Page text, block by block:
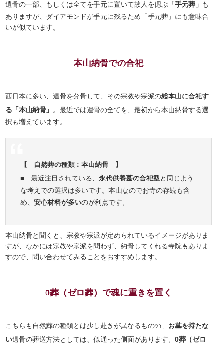
遺骨の一部、もしくは全てを手元に置いて故人を偲ぶ 「手元葬」 も
ありますが、ダイアモンドが手元に残るため「手元葬」にも意味合
いが似ています。
本山納骨での合祀
西日本に多い、遺骨を分骨して、その宗教や宗派の総本山に合祀す
る「本山納骨」 。最近では遺骨の全てを、最初から本山納骨する選
択も増えています。
【 自然葬の種類：本山納骨 】
■ 最近注目されている、永代供養墓の合祀型と同じよう
な考えでの選択は多いです。本山なのでお寺の存続も含
め、安心材料が多いのが利点です。
本山納骨と聞くと、宗教や宗派が定められているイメージがありま
すが、なかには宗教や宗派を問わず、納骨してくれる寺院もありま
すので、問い合わせてみることをおすすめします。
0葬（ゼロ葬）で魂に重きを置く
こちらも自然葬の種類とは少し赴きが異なるものの、 お墓を持たな
い遺骨の葬送方法としては、似通った側面があります。0葬（ゼロ